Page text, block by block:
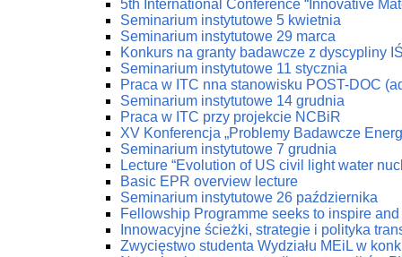
5th International Conference “Innovative
Seminarium instytutowe 5 kwietnia
Seminarium instytutowe 29 marca
Konkurs na granty badawcze z dyscypliny
Seminarium instytutowe 11 stycznia
Praca w ITC nna stanowisku POST-DOC
Seminarium instytutowe 14 grudnia
Praca w ITC przy projekcie NCBiR
XV Konferencja „Problemy Badawcze
Seminarium instytutowe 7 grudnia
Lecture “Evolution of US civil light water
Basic EPR overview lecture
Seminarium instytutowe 26 października
Fellowship Programme seeks to inspire
Innowacyjne ścieżki, strategie i polityka
Zwycięstwo studenta Wydziału MEiL w